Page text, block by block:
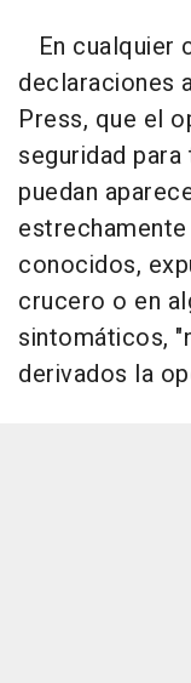
En cualquier
declaraciones
Press, que el
seguridad para
puedan
conocidos,
crucero o en
sintomáticos,
derivados la